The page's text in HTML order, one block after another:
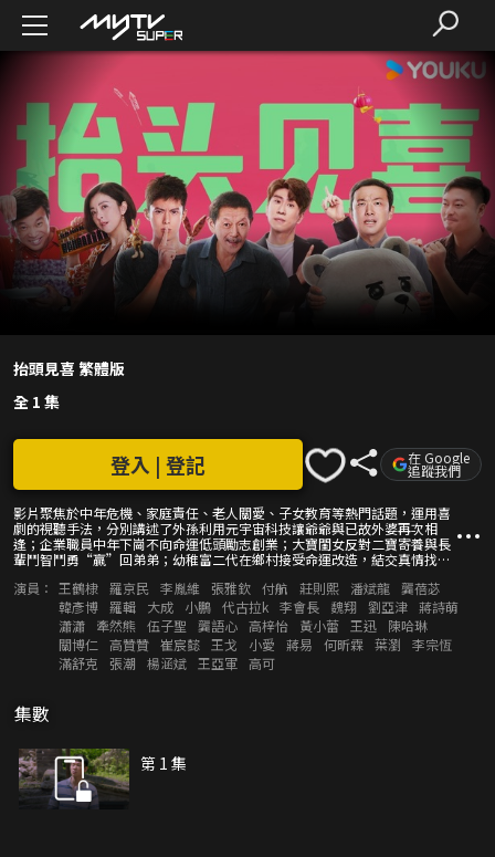
抬頭見喜 繁體版
全 1 集
影片聚焦於中年危機、家庭責任、老人關愛、子女教育等熱門話題，運用喜
劇的視聽手法，分別講述了外孫利用元宇宙科技讓爺爺與已故外婆再次相
逢；企業職員中年下崗不向命運低頭勵志創業；大寶閨女反對二寶寄養與長
輩鬥智鬥勇“贏”回弟弟；幼稚富二代在鄉村接受命運改造，結交真情找到
感演繹每一個篇章。
登入 | 登記 在 Google
追蹤我們
演員： 王鶴棣 羅京民 李胤維 張雅欽 付航 莊則熙 潘斌龍 龔蓓苾
韓彥博 羅輯 大成 小鵬 代古拉k 李會長 魏翔 劉亞津 蔣詩萌
瀟瀟
牽然熊 伍子聖 龔語心 高梓怡 黃小蕾 王迅
陳哈琳
關博仁
高贊贊 崔宸懿 王戈 小愛 蔣易 何昕霖 葉瀏
李宗恆
滿舒克
張潮 楊涵斌 王亞軍 高可
集數
第 1 集